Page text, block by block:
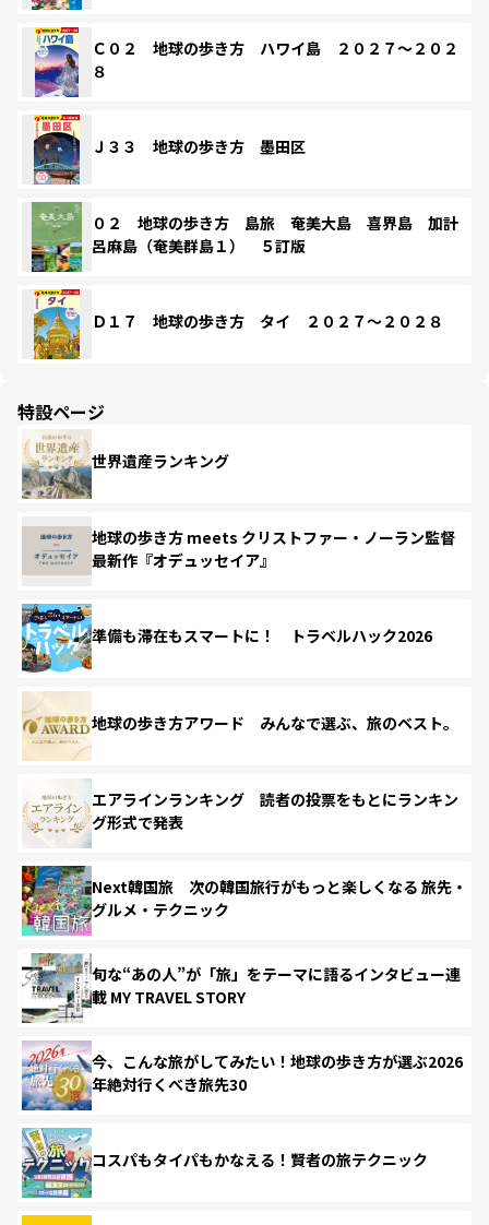
Ｃ０２ 地球の歩き方 ハワイ島 ２０２７～２０２
８
Ｊ３３ 地球の歩き方 墨田区
０２ 地球の歩き方 島旅 奄美大島 喜界島 加計
呂麻島（奄美群島１） ５訂版
Ｄ１７ 地球の歩き方 タイ ２０２７～２０２８
特設ページ
世界遺産ランキング
地球の歩き方 meets クリストファー・ノーラン監督
最新作『オデュッセイア』
準備も滞在もスマートに！ トラベルハック2026
地球の歩き方アワード みんなで選ぶ、旅のベスト。
エアラインランキング 読者の投票をもとにランキン
グ形式で発表
Next韓国旅 次の韓国旅行がもっと楽しくなる 旅先・
グルメ・テクニック
旬な“あの人”が「旅」をテーマに語るインタビュー連
載 MY TRAVEL STORY
今、こんな旅がしてみたい！地球の歩き方が選ぶ2026
年絶対行くべき旅先30
コスパもタイパもかなえる！賢者の旅テクニック